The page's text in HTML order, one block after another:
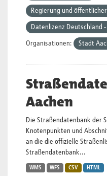
Regierung und
Datenlizenz Deutschland
Organisationen: Stadt
Aachen
Die Straßendatenbank der
Knotenpunkten und
an die die offizielle
Straßendatenbank...
WMS WFS CSV HTML